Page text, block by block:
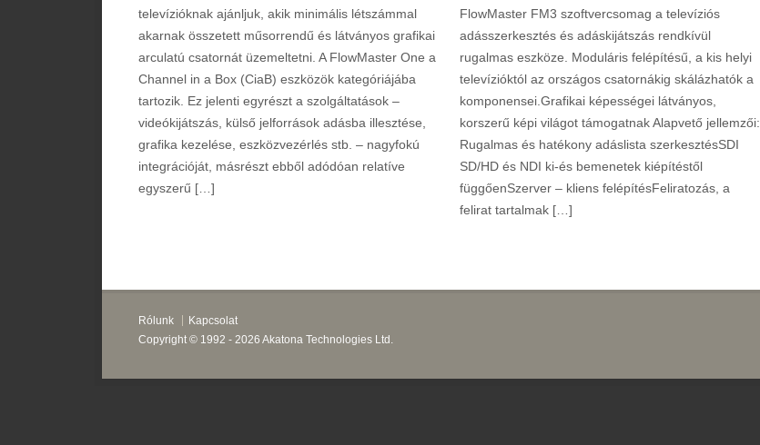
televízióknak ajánljuk, akik minimális létszámmal
akarnak összetett műsorrendű és látványos grafikai
arculatú csatornát üzemeltetni. A FlowMaster One a
Channel in a Box (CiaB) eszközök kategóriájába
tartozik. Ez jelenti egyrészt a szolgáltatások –
videókijátszás, külső jelforrások adásba illesztése,
grafika kezelése, eszközvezérlés stb. – nagyfokú
integrációját, másrészt ebből adódóan relatíve
egyszerű […]
FlowMaster FM3 szoftvercsomag a televíziós
adásszerkesztés és adáskijátszás rendkívül
rugalmas eszköze. Moduláris felépítésű, a kis helyi
televízióktól az országos csatornákig skálázhatók a
komponensei.Grafikai képességei látványos,
korszerű képi világot támogatnak Alapvető jellemzői:
Rugalmas és hatékony adáslista szerkesztésSDI
SD/HD és NDI ki-és bemenetek kiépítéstől
függőenSzerver – kliens felépítésFeliratozás, a
felirat tartalmak […]
Rólunk
Kapcsolat
Copyright © 1992 - 2026 Akatona Technologies Ltd.